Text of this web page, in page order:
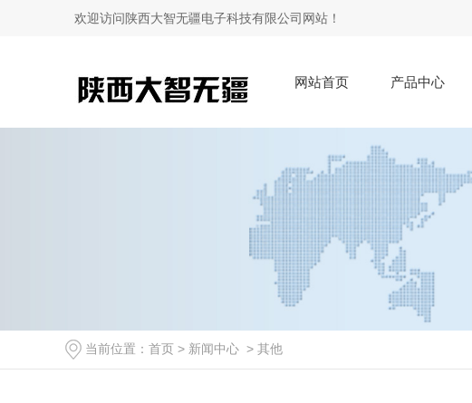
欢迎访问陕西大智无疆电子科技有限公司网站！
网站首页 产品中心
当前位置： 首页 > 新闻中心 > 其他